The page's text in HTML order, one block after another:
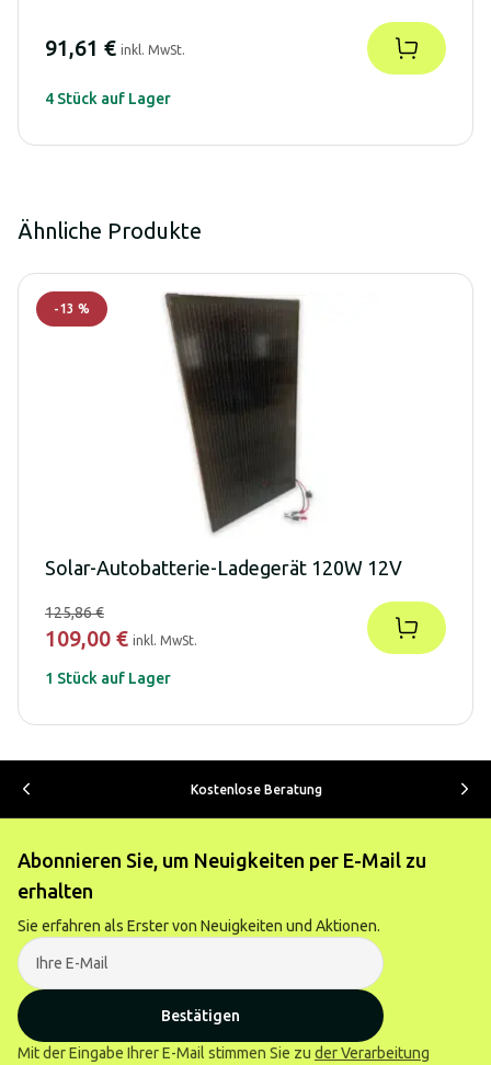
91,61 € inkl. MwSt.
4 Stück auf Lager
Ähnliche Produkte
-13 %
Solar-Autobatterie-Ladegerät 120W 12V
125,86 €
109,00 € inkl. MwSt.
1 Stück auf Lager
Kostenlose Beratung
Abonnieren Sie, um Neuigkeiten per E-Mail zu
erhalten
Sie erfahren als Erster von Neuigkeiten und Aktionen.
Bestätigen
Mit der Eingabe Ihrer E-Mail stimmen Sie zu der Verarbeitung